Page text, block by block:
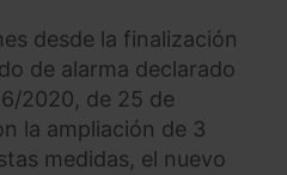
desde la finalización
de alarma declarado
2020, de 25 de
la ampliación de 3
medidas, el nuevo